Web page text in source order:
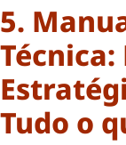
5.
Técnica:
Tudo o